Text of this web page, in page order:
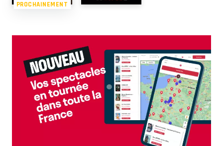
PROCHAINEMENT